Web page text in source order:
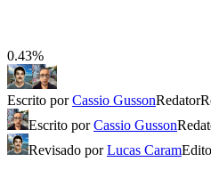
0.43%
Escrito porCassio GussonRedator
Escrito porCassio Gusson
Revisado porLucas Caram